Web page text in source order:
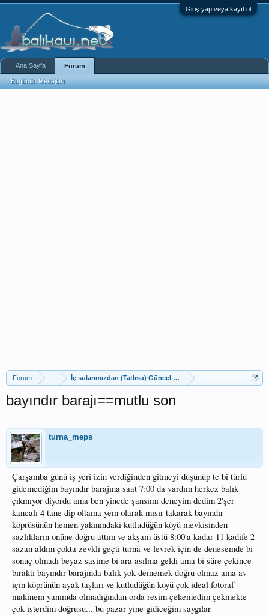
Giriş yap veya kayıt ol
Forum İç sularımızdan (Tatlısu) Güncel Av Raporları
bayındır barajı==mutlu son
turna_meps
Çarşamba günü iş yeri izin verdiğinden gitmeyi düşünüp te bi türlü
gidemediğim bayındır barajına saat 7:00 da vardım herkez balık
çıkmıyor diyordu ama ben yinede şansımı deneyim dedim 2'şer
kancalı 4 tane dip oltama yem olarak mısır takarak bayındır
köprüsünün hemen yakınındaki kutludüğün köyü mevkisinden
sazlıkların önüne doğru attım ve akşam üstü 8:00'a kadar 11 kadife 2
sazan aldım çokta zevkli geçti turna ve levrek için de denesemde bi
sonuç olmadı beyaz sasime bi ara asılma geldi ama bi süre çekince
bıraktı bayındır barajında balık yok dememek doğru olmaz ama av
için köprünün ayak taşları ve kutludüğün köyü çok ideal fotoraf
makinem yanımda olmadığından orda resim çekemedim çekmekte
çok isterdim doğrusu... bu pazar yine gidiceğim saygılar
Ana Sayfa Forum
Bugünün Mesajları